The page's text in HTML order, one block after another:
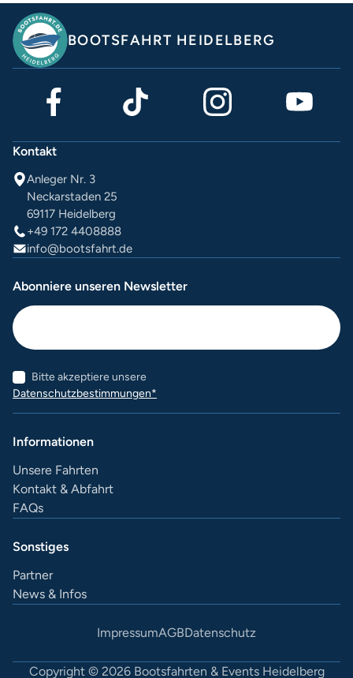
BOOTSFAHRT HEIDELBERG
Kontakt
Anleger Nr. 3
Neckarstaden 25
69117 Heidelberg
+49 172 4408888
info@bootsfahrt.de
Abonniere unseren Newsletter
Bitte akzeptiere unsere
Datenschutzbestimmungen*
Informationen
Unsere Fahrten
Kontakt & Abfahrt
FAQs
Sonstiges
Partner
News & Infos
ImpressumAGBDatenschutz
Copyright © 2026 Bootsfahrten & Events Heidelberg